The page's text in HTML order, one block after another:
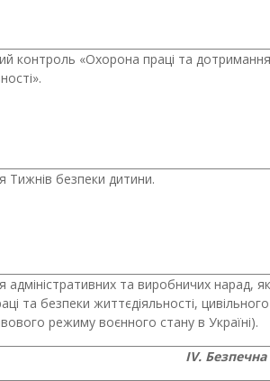
контроль «Охорона праці та
Тижнів безпеки дитини.
адміністративних та виробничих нарад,
та безпеки життєдіяльності,
режиму воєнного стану в Україні).
ІV.